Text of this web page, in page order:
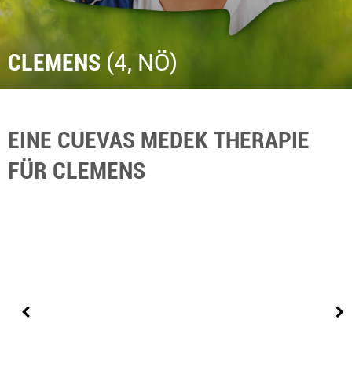
CLEMENS (4, NÖ)
EINE CUEVAS MEDEK THERAPIE
FÜR CLEMENS